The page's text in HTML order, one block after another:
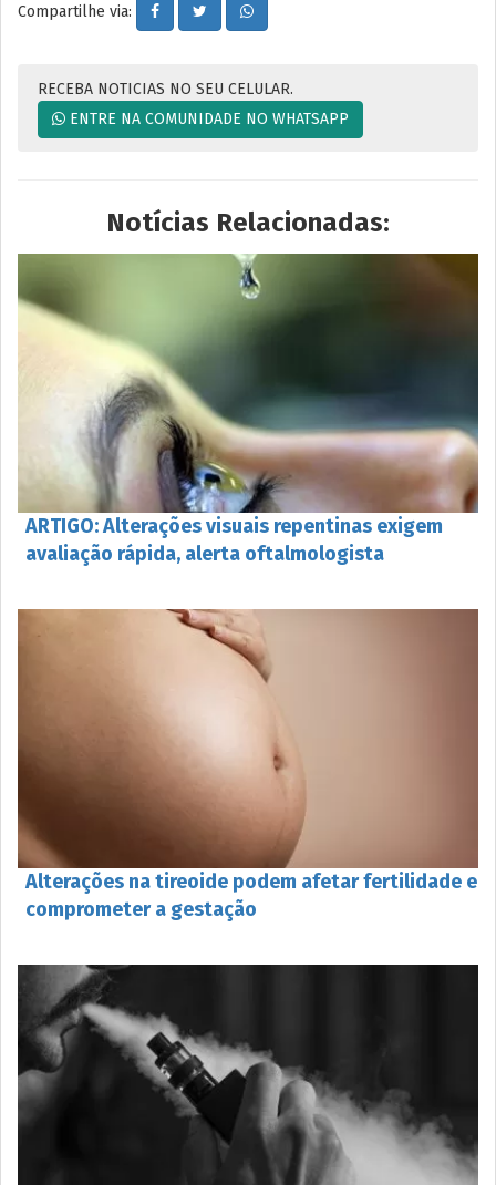
Compartilhe via:
RECEBA NOTICIAS NO SEU CELULAR.
ENTRE NA COMUNIDADE NO WHATSAPP
Notícias Relacionadas:
ARTIGO: Alterações visuais repentinas exigem
avaliação rápida, alerta oftalmologista
Alterações na tireoide podem afetar fertilidade e
comprometer a gestação